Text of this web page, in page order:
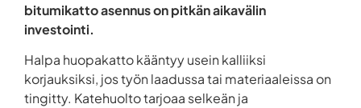
bitumikatto asennus on pitkän aikavälin
investointi.
Halpa huopakatto kääntyy usein kalliiksi
korjauksiksi, jos työn laadussa tai materiaaleissa on
tingitty. Katehuolto tarjoaa selkeän ja